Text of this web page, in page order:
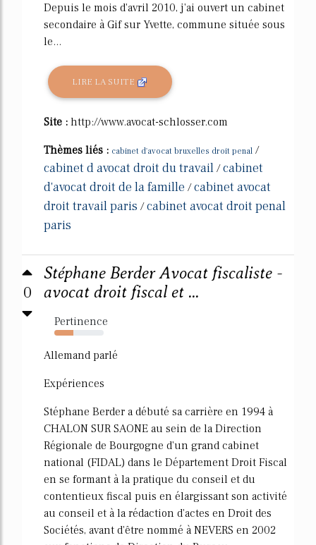
Depuis le mois d'avril 2010, j'ai ouvert un cabinet
secondaire à Gif sur Yvette, commune située sous
le...
LIRE LA SUITE
Site : http://www.avocat-schlosser.com
Thèmes liés : cabinet d'avocat bruxelles droit penal /
cabinet d avocat droit du travail /cabinet
d'avocat droit de la famille /cabinet avocat
droit travail paris /cabinet avocat droit penal
paris
0
Stéphane Berder Avocat fiscaliste -
avocat droit fiscal et ...
Pertinence
39%
Allemand parlé
Expériences
Stéphane Berder a débuté sa carrière en 1994 à
CHALON SUR SAONE au sein de la Direction
Régionale de Bourgogne d'un grand cabinet
national (FIDAL) dans le Département Droit Fiscal
en se formant à la pratique du conseil et du
contentieux fiscal puis en élargissant son activité
au conseil et à la rédaction d'actes en Droit des
Sociétés, avant d'être nommé à NEVERS en 2002